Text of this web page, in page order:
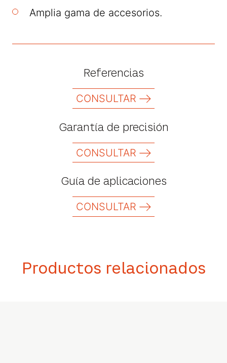
Amplia gama de accesorios.
Referencias
CONSULTAR
Garantía de precisión
CONSULTAR
Guía de aplicaciones
CONSULTAR
Productos relacionados